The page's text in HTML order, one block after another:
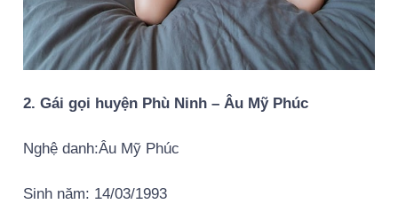
2. Gái gọi huyện Phù Ninh – Âu Mỹ Phúc
Nghệ danh:Âu Mỹ Phúc
Sinh năm: 14/03/1993